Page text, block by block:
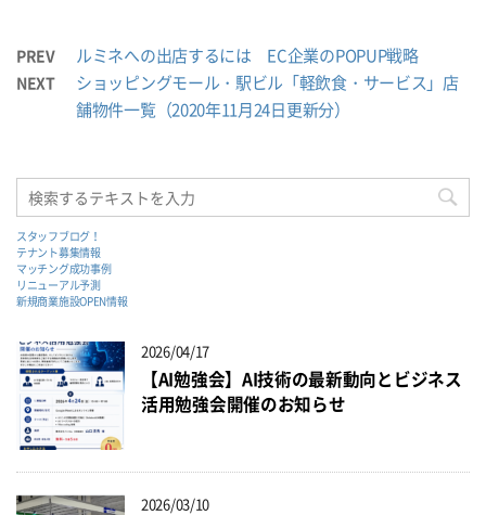
PREV ルミネへの出店するには EC企業のPOPUP戦略
NEXT
ショッピングモール・駅ビル「軽飲食・サービス」店
舗物件一覧（2020年11月24日更新分）
スタッフブログ！
テナント募集情報
マッチング成功事例
リニューアル予測
新規商業施設OPEN情報
2026/04/17
【AI勉強会】AI技術の最新動向とビジネス
活用勉強会開催のお知らせ
2026/03/10